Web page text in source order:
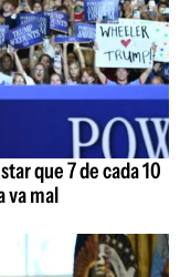
que 7 de cada 10
va mal